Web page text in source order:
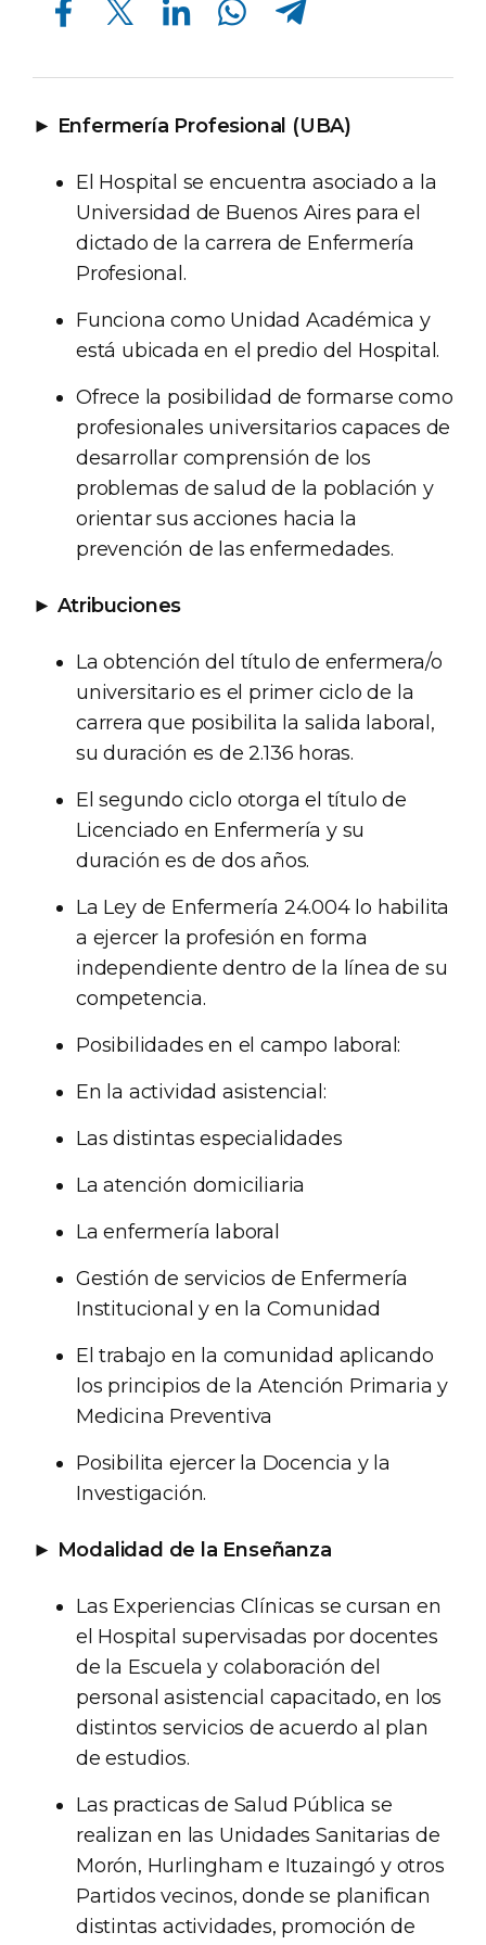
► Enfermería Profesional (UBA)
El Hospital se encuentra asociado a la
Universidad de Buenos Aires para el
dictado de la carrera de Enfermería
Profesional.
Funciona como Unidad Académica y
está ubicada en el predio del Hospital.
Ofrece la posibilidad de formarse como
profesionales universitarios capaces de
desarrollar comprensión de los
problemas de salud de la población y
orientar sus acciones hacia la
prevención de las enfermedades.
► Atribuciones
La obtención del título de enfermera/o
universitario es el primer ciclo de la
carrera que posibilita la salida laboral,
su duración es de 2.136 horas.
El segundo ciclo otorga el título de
Licenciado en Enfermería y su
duración es de dos años.
La Ley de Enfermería 24.004 lo habilita
a ejercer la profesión en forma
independiente dentro de la línea de su
competencia.
Posibilidades en el campo laboral:
En la actividad asistencial:
Las distintas especialidades
La atención domiciliaria
La enfermería laboral
Gestión de servicios de Enfermería
Institucional y en la Comunidad
El trabajo en la comunidad aplicando
los principios de la Atención Primaria y
Medicina Preventiva
Posibilita ejercer la Docencia y la
Investigación.
► Modalidad de la Enseñanza
Las Experiencias Clínicas se cursan en
el Hospital supervisadas por docentes
de la Escuela y colaboración del
personal asistencial capacitado, en los
distintos servicios de acuerdo al plan
de estudios.
Las practicas de Salud Pública se
realizan en las Unidades Sanitarias de
Morón, Hurlingham e Ituzaingó y otros
Partidos vecinos, donde se planifican
distintas actividades, promoción de